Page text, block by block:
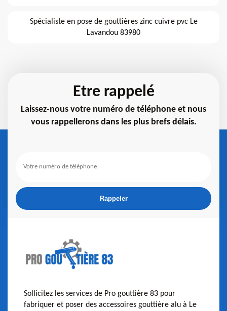
Spécialiste en pose de gouttières zinc cuivre pvc Le
Lavandou 83980
Etre rappelé
Laissez-nous votre numéro de téléphone et nous
vous rappellerons dans les plus brefs délais.
Sollicitez les services de Pro gouttière 83 pour
fabriquer et poser des accessoires gouttière alu à Le